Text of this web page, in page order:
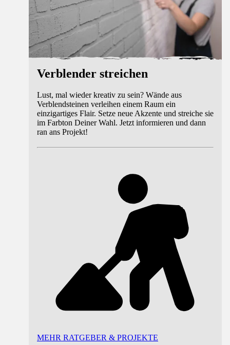
Verblender streichen
Lust, mal wieder kreativ zu sein? Wände aus
Verblendsteinen verleihen einem Raum ein
einzigartiges Flair. Setze neue Akzente und streiche sie
im Farbton Deiner Wahl. Jetzt informieren und dann
ran ans Projekt!
MEHR RATGEBER & PROJEKTE